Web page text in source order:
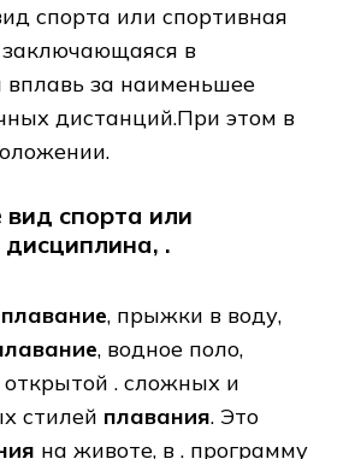
спорта или спортивная
в
вплавь за наименьшее
дистанций.При этом в
вид спорта или
дисциплина, .
плавание, прыжки в воду,
, водное поло,
открытой . сложных и
стилей плавания. Это
на животе, в . программу